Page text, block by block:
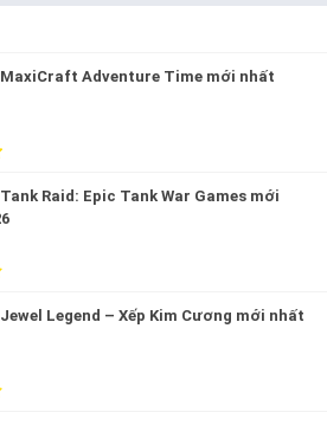
Adventure Time mới nhất
Raid: Epic Tank War Games mới
Legend – Xếp Kim Cương mới nhất